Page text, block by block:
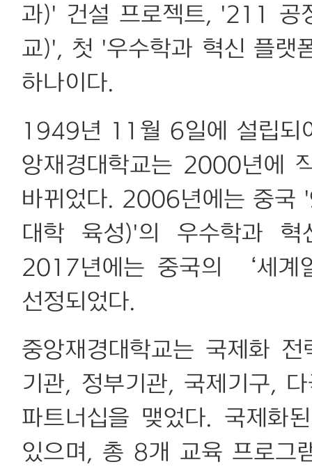
과)' 건설 프로젝트, '211
교)', 첫 '우수학과 혁신 플랫
하나이다.
1949년 11월 6일에 설립되
앙재경대학교는 2000년에
바뀌었다. 2006년에는 중
대학 육성)'의 우수학과 혁
2017년에는 중국의 ‘세계
선정되었다.
중앙재경대학교는 국제화
기관, 정부기관, 국제기구,
파트너십을 맺었다. 국제화
있으며, 총 8개 교육 프로그